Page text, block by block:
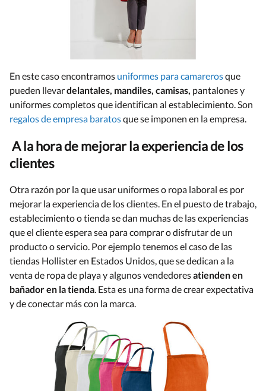
En este caso encontramos uniformes para camarerosque
pueden llevardelantales, mandiles, camisas, pantalones y
uniformes completos que identifican al establecimiento. Son
regalos de empresa baratosque se imponen en la empresa.
A la hora de mejorar la experiencia de los
clientes
Otra razón por la que usar uniformes o ropa laboral es por
mejorar la experiencia de los clientes. En el puesto de trabajo,
establecimiento o tienda se dan muchas de las experiencias
que el cliente espera sea para comprar o disfrutar de un
producto o servicio. Por ejemplo tenemos el caso de las
tiendas Hollister en Estados Unidos, que se dedican a la
venta de ropa de playa y algunos vendedoresatienden en
bañador en la tienda. Esta es una forma de crear expectativa
y de conectar más con la marca.